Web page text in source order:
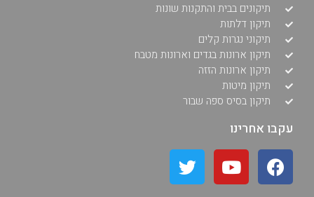
תיקונים בבית והתקנות שונות
תיקון דלתות
תיקוני נגרות קלים
תיקון ארונות בגדים וארונות מטבח
תיקון ארונות הזזה
תיקון מיטות
תיקון בסיס ספה שבור
עקבו אחרינו